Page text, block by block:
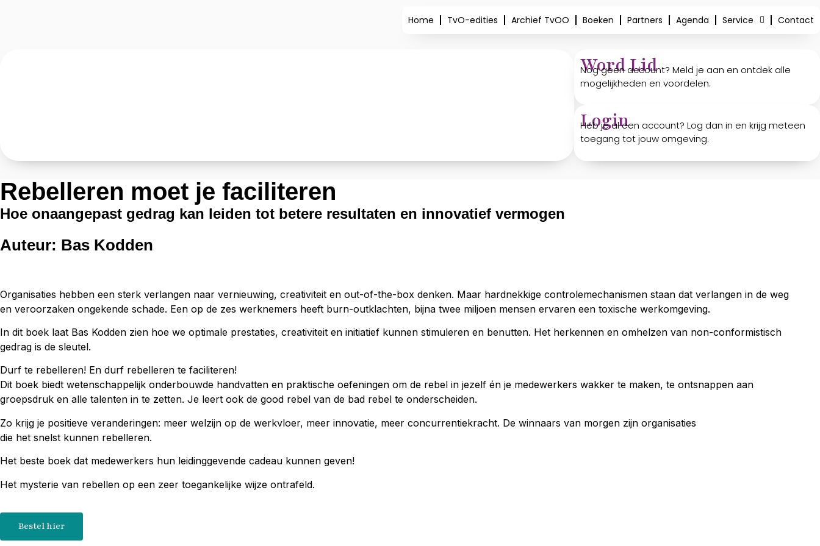
Home TvO-edities Archief TvOO Boeken Partners Agenda Service Contact
Word Lid
Nog geen account? Meld je aan en ontdek alle
mogelijkheden en voordelen.
Login
Heb je al een account? Log dan in en krijg meteen
toegang tot jouw omgeving.
Rebelleren moet je faciliteren
Hoe onaangepast gedrag kan leiden tot betere resultaten en innovatief vermogen
Auteur: Bas Kodden
Organisaties hebben een sterk verlangen naar vernieuwing, creativiteit en out-of-the-box denken. Maar hardnekkige controlemechanismen staan dat verlangen in de weg
en veroorzaken ongekende schade. Een op de zes werknemers heeft burn-outklachten, bijna twee miljoen mensen ervaren een toxische werkomgeving.
In dit boek laat Bas Kodden zien hoe we optimale prestaties, creativiteit en initiatief kunnen stimuleren en benutten. Het herkennen en omhelzen van non-conformistisch
gedrag is de sleutel.
Durf te rebelleren! En durf rebelleren te faciliteren!
Dit boek biedt wetenschappelijk onderbouwde handvatten en praktische oefeningen om de rebel in jezelf én je medewerkers wakker te maken, te ontsnappen aan
groepsdruk en alle talenten in te zetten. Je leert ook de good rebel van de bad rebel te onderscheiden.
Zo krijg je positieve veranderingen: meer welzijn op de werkvloer, meer innovatie, meer concurrentiekracht. De winnaars van morgen zijn organisaties
die het snelst kunnen rebelleren.
Het beste boek dat medewerkers hun leidinggevende cadeau kunnen geven!
Het mysterie van rebellen op een zeer toegankelijke wijze ontrafeld.
Bestel hier